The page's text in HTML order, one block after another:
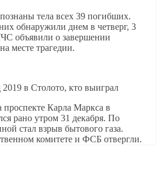
тела всех 39 погибших.
обнаружили днем в четверг, 3
объявили о завершении
месте трагедии.
в Столото, кто выиграл
Карла Маркса в
рано утром 31 декабря. По
стал взрыв бытового газа.
комитете и ФСБ отвергли.